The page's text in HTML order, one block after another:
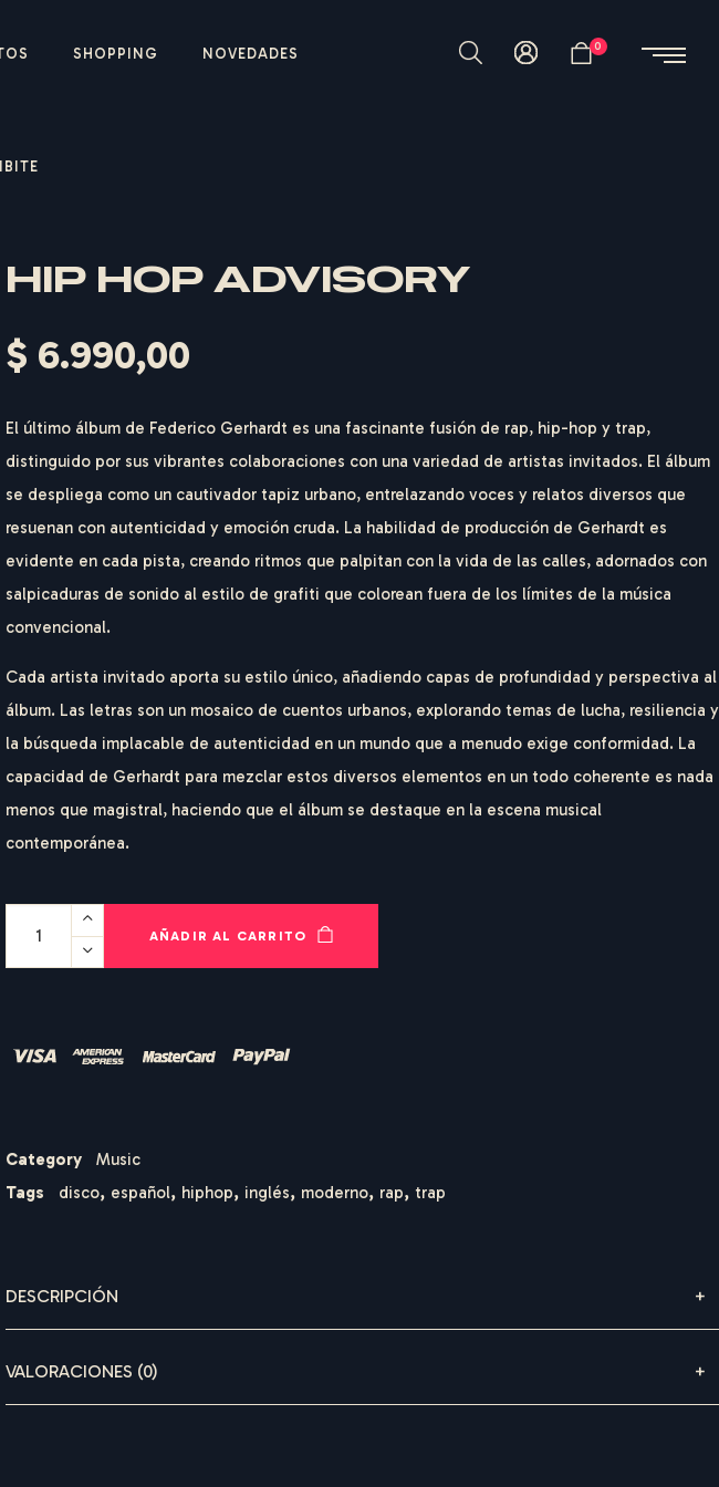
SHOPPING NOVEDADES 0
HIP HOP ADVISORY
$ 6.990,00
El último álbum de Federico Gerhardt es una fascinante fusión de rap, hip-hop y trap,
distinguido por sus vibrantes colaboraciones con una variedad de artistas invitados. El álbum
se despliega como un cautivador tapiz urbano, entrelazando voces y relatos diversos que
resuenan con autenticidad y emoción cruda. La habilidad de producción de Gerhardt es
evidente en cada pista, creando ritmos que palpitan con la vida de las calles, adornados con
salpicaduras de sonido al estilo de grafiti que colorean fuera de los límites de la música
convencional.
Cada artista invitado aporta su estilo único, añadiendo capas de profundidad y perspectiva al
álbum. Las letras son un mosaico de cuentos urbanos, explorando temas de lucha, resiliencia y
la búsqueda implacable de autenticidad en un mundo que a menudo exige conformidad. La
capacidad de Gerhardt para mezclar estos diversos elementos en un todo coherente es nada
menos que magistral, haciendo que el álbum se destaque en la escena musical
contemporánea.
AÑADIR AL CARRITO
Category
Music
Tags
disco, español, hiphop, inglés, moderno, rap, trap
DESCRIPCIÓN
VALORACIONES (0)